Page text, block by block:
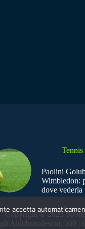
Tennis
Paolini
Wimbledon:
dove vederla
Copyright © 2025
Aldobrandeschi, 300 |
accetta